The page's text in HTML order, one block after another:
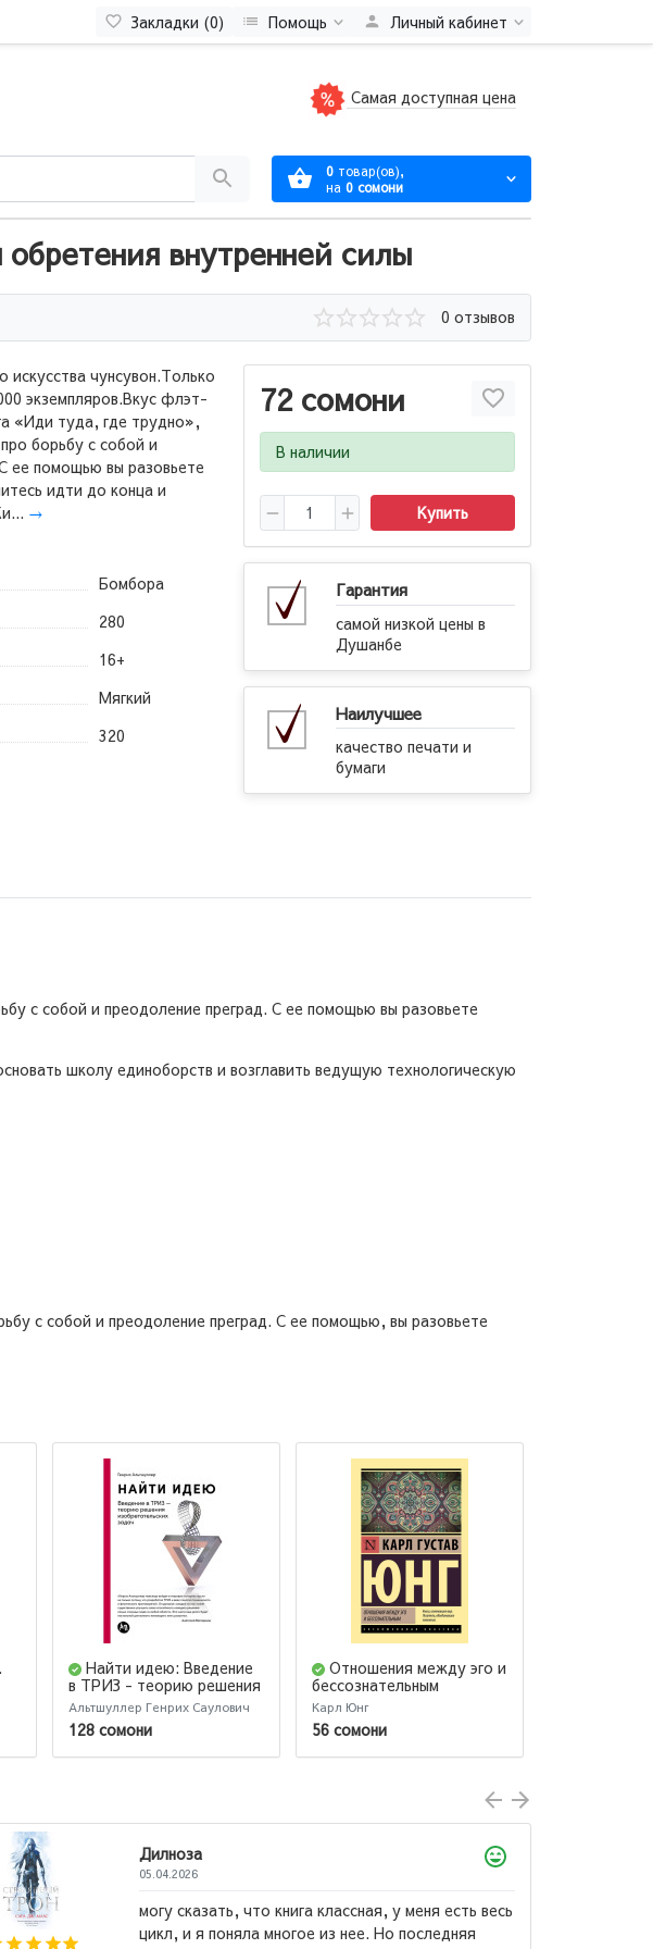
Закладки (0) Помощь Личный кабинет
Самая доступная цена
0 товар(ов),
на 0 сомони
внутренней силы
0 отзывов
72 сомони
В наличии
Купить
Гарантия
самой низкой цены в
Душанбе
Наилучшее
качество печати и
бумаги
искусства чунсувон.Только
экземпляров.Вкус флэт-
«Иди туда, где трудно»,
борьбу с собой и
ее помощью вы разовьете
идти до конца и
→
Бомбора
280
16+
Мягкий
320
с собой и преодоление преград. С ее помощью вы разовьете
школу единоборств и возглавить ведущую технологическую
с собой и преодоление преград. С ее помощью, вы разовьете
Найти идею: Введение
в ТРИЗ - теорию решения
изобретательских задач
Альтшуллер Генрих Саулович
128 сомони
Отношения между эго и
бессознательным
Карл Юнг
56 сомони
бо нархи
Произведение к которому хочется
и возвращаться. Замечательное издание,